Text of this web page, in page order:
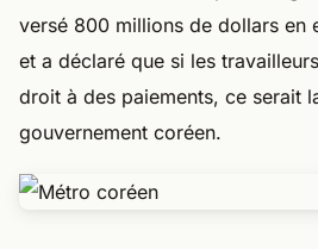
versé 800 millions de dollars en
et a déclaré que si les
droit à des paiements, ce serait
gouvernement coréen.